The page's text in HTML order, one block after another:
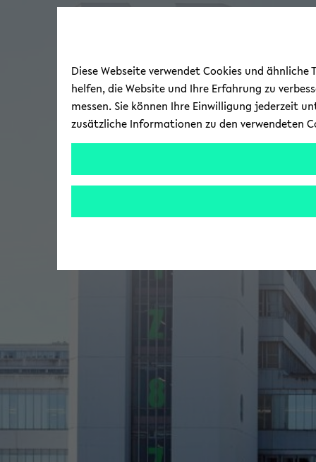
Diese Webseite verwendet Cookies und
helfen, die Website und Ihre Erfahrung zu
messen. Sie können Ihre Einwilligung jederzeit
zusätzliche Informationen zu den verwendeten